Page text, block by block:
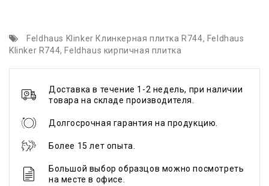
Feldhaus Klinker Клинкерная плитка R744, Feldhaus
Klinker R744, Feldhaus кирпичная плитка
Доставка в течение 1-2 недель, при наличии
товара на складе производителя.
Долгосрочная гарантия на продукцию.
Более 15 лет опыта.
Большой выбор образцов можно посмотреть
на месте в офисе.